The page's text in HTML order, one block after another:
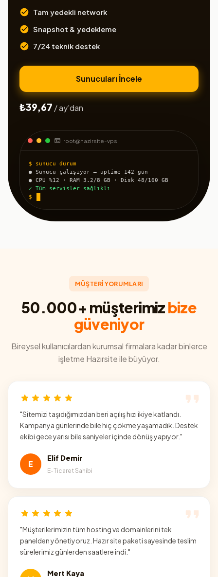
root@hazirsite-vps
$ sunucu durum
● Sunucu çalışıyor — uptime 142 gün
● CPU %12 · RAM 3.2/8 GB · Disk 48/160 GB
✓ Tüm servisler sağlıklı
$
Tam yedekli network
Snapshot & yedekleme
7/24 teknik destek
Sunucuları İncele
₺39,67 / ay'dan
MÜŞTERİ YORUMLARI
50.000+ müşterimizbize
güveniyor
Bireysel kullanıcılardan kurumsal firmalara kadar binlerce
işletme Hazırsite ile büyüyor.
"Sitemizi taşıdığımızdan beri açılış hızı ikiye katlandı.
Kampanya günlerinde bile hiç çökme yaşamadık. Destek
ekibi gece yarısı bile saniyeler içinde dönüş yapıyor."
E
Elif Demir
E-Ticaret Sahibi
"Müşterilerimizin tüm hosting ve domainlerini tek
panelden yönetiyoruz. Hazır site paketi sayesinde teslim
sürelerimiz günlerden saatlere indi. "
Mert Kaya